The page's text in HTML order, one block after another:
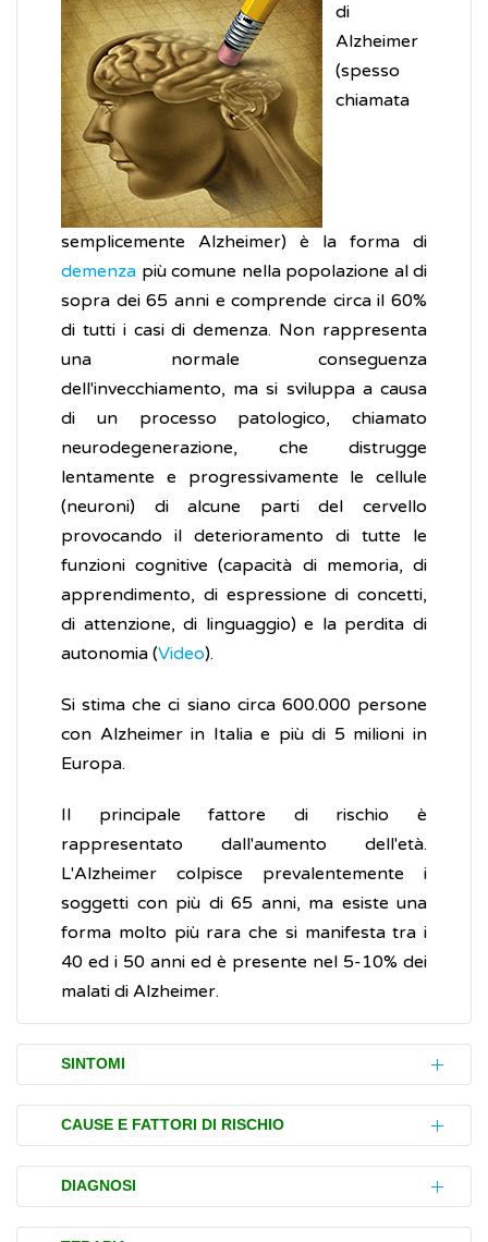
di
Alzheimer
(spesso
chiamata
semplicemente Alzheimer) è la forma di
demenza più comune nella popolazione al di
sopra dei 65 anni e comprende circa il 60%
di tutti i casi di demenza. Non rappresenta
una normale conseguenza
dell'invecchiamento, ma si sviluppa a causa
di un processo patologico, chiamato
neurodegenerazione, che distrugge
lentamente e progressivamente le cellule
(neuroni) di alcune parti del cervello
provocando il deterioramento di tutte le
funzioni cognitive (capacità di memoria, di
apprendimento, di espressione di concetti,
di attenzione, di linguaggio) e la perdita di
autonomia (Video).
Si stima che ci siano circa 600.000 persone
con Alzheimer in Italia e più di 5 milioni in
Europa.
Il principale fattore di rischio è
rappresentato dall'aumento dell'età.
L'Alzheimer colpisce prevalentemente i
soggetti con più di 65 anni, ma esiste una
forma molto più rara che si manifesta tra i
40 ed i 50 anni ed è presente nel 5-10% dei
malati di Alzheimer.
SINTOMI
La progressione dei disturbi (sintomi) causati
dall'Alzheimer varia da individuo a individuo e
non è ancora possibile prevedere
esattamente la velocità di progressione e le
CAUSE E FATTORI DI RISCHIO
Attualmente, la causa dell'Alzheimer non è
conosciuta, ma negli anni sono stati
DIAGNOSI